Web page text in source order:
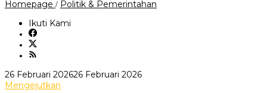
Homepage / Politik & Pemerintahan
Ikuti Kami
26 Februari 202626 Februari 2026oleh
Mengejutkan